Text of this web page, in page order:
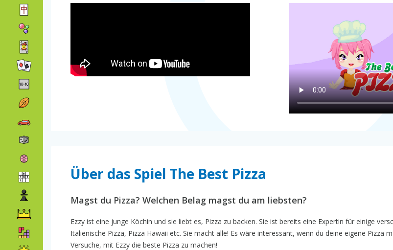
Über das Spiel The Best Pizza
Magst du Pizza? Welchen Belag magst du am liebsten?
Ezzy ist eine junge Köchin und sie liebt es, Pizza zu backen. Sie ist bereits eine Expertin für einige
Italienische Pizza, Pizza Hawaii etc. Sie macht alle! Es wäre interessant, wenn du deine eigene Pizza
Versuche, mit Ezzy die beste Pizza zu machen!